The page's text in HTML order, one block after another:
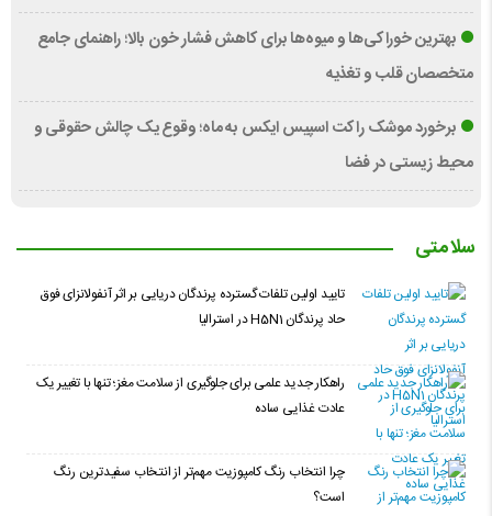
بهترین خوراکی‌ها و میوه‌ها برای کاهش فشار خون بالا؛ راهنمای جامع
متخصصان قلب و تغذیه
برخورد موشک راکت اسپیس ایکس به ماه؛ وقوع یک چالش حقوقی و
محیط زیستی در فضا
سلامتی
تایید اولین تلفات گسترده پرندگان دریایی بر اثر آنفولانزای فوق
حاد پرندگان H5N1 در استرالیا
راهکار جدید علمی برای جلوگیری از سلامت مغز؛ تنها با تغییر یک
عادت غذایی ساده
چرا انتخاب رنگ کامپوزیت مهم‌تر از انتخاب سفیدترین رنگ
است؟